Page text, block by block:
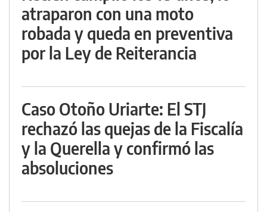
atraparon con una moto
robada y queda en preventiva
por la Ley de Reiterancia
Caso Otoño Uriarte: El STJ
rechazó las quejas de la Fiscalía
y la Querella y confirmó las
absoluciones